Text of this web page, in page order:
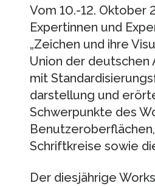
Vom 10.-12. Oktober
Expertinnen und
„Zeichen und ihre
Union der deutschen
mit
darstellung und
Schwerpunkte des
Schriftkreise sowie
Der diesjährige